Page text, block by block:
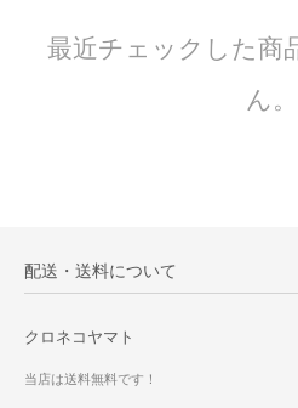
最近チェックした商
ん。
配送・送料について
クロネコヤマト
当店は送料無料です！